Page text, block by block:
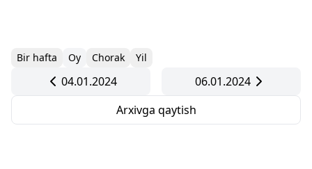
Bir hafta Oy Chorak Yil
04.01.2024
06.01.2024
Arxivga qaytish